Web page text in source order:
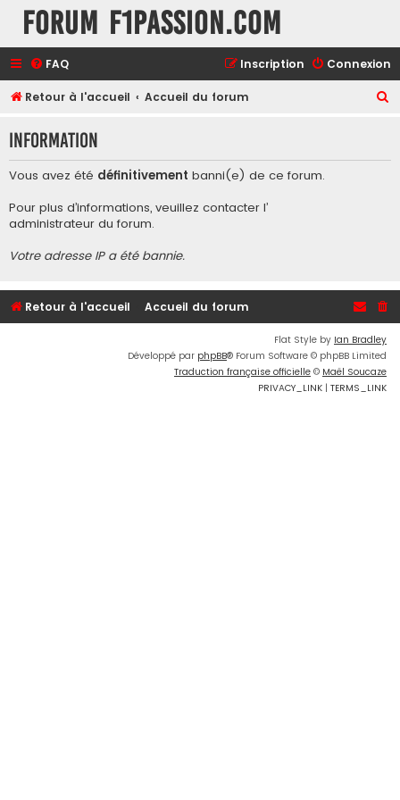
Forum F1Passion.com
FAQ Connexion
Inscription
Retour à l'accueil Accueil du forum
h
Information
Vous avez été définitivement banni(e) de ce forum.
Pour plus d’informations, veuillez contacter l’
administrateur du forum.
Votre adresse IP a été bannie.
Retour à l'accueil Accueil du forum
Flat Style by Ian Bradley
Développé par phpBB® Forum Software © phpBB Limited
Traduction française officielle © Maël Soucaze
PRIVACY_LINK | TERMS_LINK